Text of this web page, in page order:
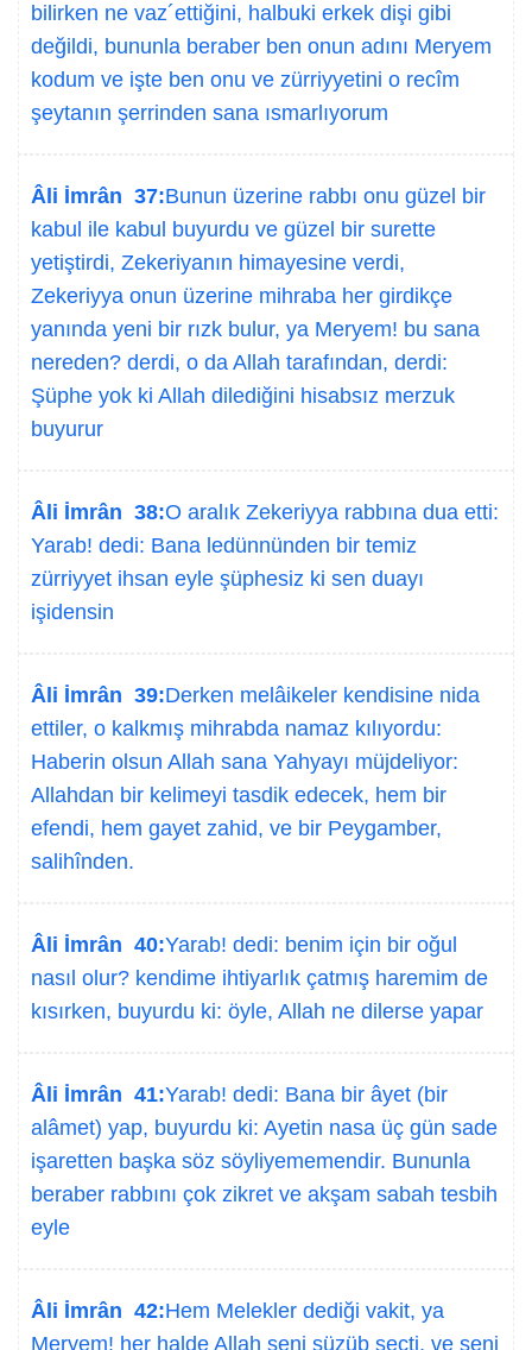
bilirken ne vaz´ettiğini, halbuki erkek dişi gibi
değildi, bununla beraber ben onun adını Meryem
kodum ve işte ben onu ve zürriyyetini o recîm
şeytanın şerrinden sana ısmarlıyorum
Âli İmrân 37:Bunun üzerine rabbı onu güzel bir
kabul ile kabul buyurdu ve güzel bir surette
yetiştirdi, Zekeriyanın himayesine verdi,
Zekeriyya onun üzerine mihraba her girdikçe
yanında yeni bir rızk bulur, ya Meryem! bu sana
nereden? derdi, o da Allah tarafından, derdi:
Şüphe yok ki Allah dilediğini hisabsız merzuk
buyurur
Âli İmrân 38:O aralık Zekeriyya rabbına dua etti:
Yarab! dedi: Bana ledünnünden bir temiz
zürriyyet ihsan eyle şüphesiz ki sen duayı
işidensin
Âli İmrân 39:Derken melâikeler kendisine nida
ettiler, o kalkmış mihrabda namaz kılıyordu:
Haberin olsun Allah sana Yahyayı müjdeliyor:
Allahdan bir kelimeyi tasdik edecek, hem bir
efendi, hem gayet zahid, ve bir Peygamber,
salihînden.
Âli İmrân 40:Yarab! dedi: benim için bir oğul
nasıl olur? kendime ihtiyarlık çatmış haremim de
kısırken, buyurdu ki: öyle, Allah ne dilerse yapar
Âli İmrân 41:Yarab! dedi: Bana bir âyet (bir
alâmet) yap, buyurdu ki: Ayetin nasa üç gün sade
işaretten başka söz söyliyememendir. Bununla
beraber rabbını çok zikret ve akşam sabah tesbih
eyle
Âli İmrân 42:Hem Melekler dediği vakit, ya
Meryem! her halde Allah seni süzüb seçti, ve seni